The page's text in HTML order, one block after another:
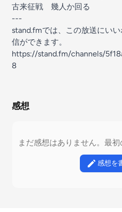
古来征戦 幾人か回る
---
stand.fmでは、この放送にい
信ができます。
https://stand.fm/channels/
8
感想
まだ感想はありません。最初
感想を